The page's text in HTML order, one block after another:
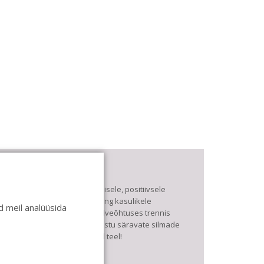
Me pühendume lõbusale olemisele, positiivsele
seltskonnale ja huvitavatele ning kasulikele
Kui mõnes meie talveõhtuses trennis
tuled kustutada, siis vaatab vastu säravate silmade
meri, mis näitab, et oleme õigel teel!
meil analüüsida